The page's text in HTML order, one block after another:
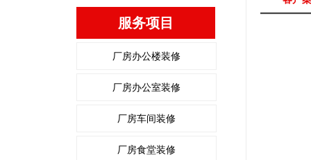
服务项目
厂房办公楼装修
厂房办公室装修
厂房车间装修
厂房食堂装修